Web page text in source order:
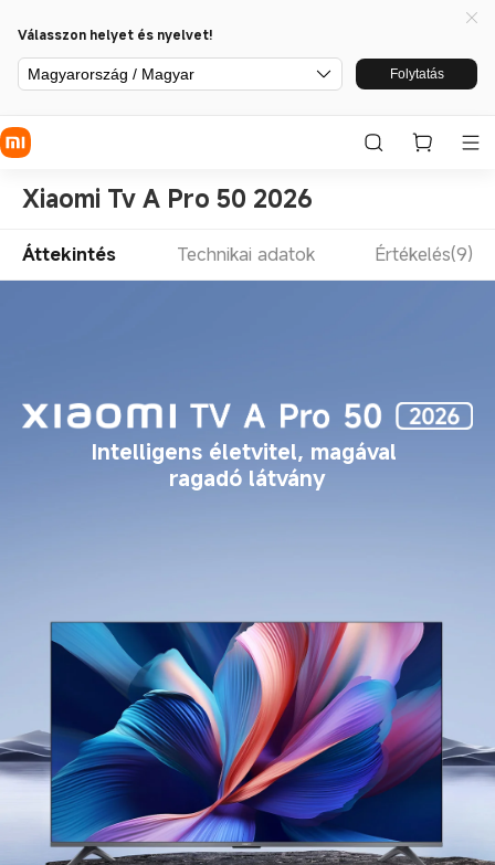
Válasszon helyet és nyelvet!
Magyarország / Magyar Folytatás
Xiaomi Tv A Pro 50 2026
Áttekintés Technikai adatok Értékelés(9)
Intelligens életvitel, magával
ragadó látvány